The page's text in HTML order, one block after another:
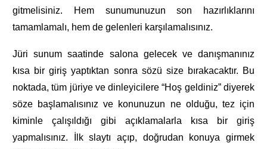
gitmelisiniz. Hem sunumunuzun son hazırlıklarını
tamamlamalı, hem de gelenleri karşılamalısınız.
Jüri sunum saatinde salona gelecek ve danışmanınız
kısa bir giriş yaptıktan sonra sözü size bırakacaktır. Bu
noktada, tüm jüriye ve dinleyicilere “Hoş geldiniz” diyerek
söze başlamalısınız ve konunuzun ne olduğu, tez için
kiminle çalışıldığı gibi açıklamalarla kısa bir giriş
yapmalısınız. İlk slaytı açıp, doğrudan konuya girmek